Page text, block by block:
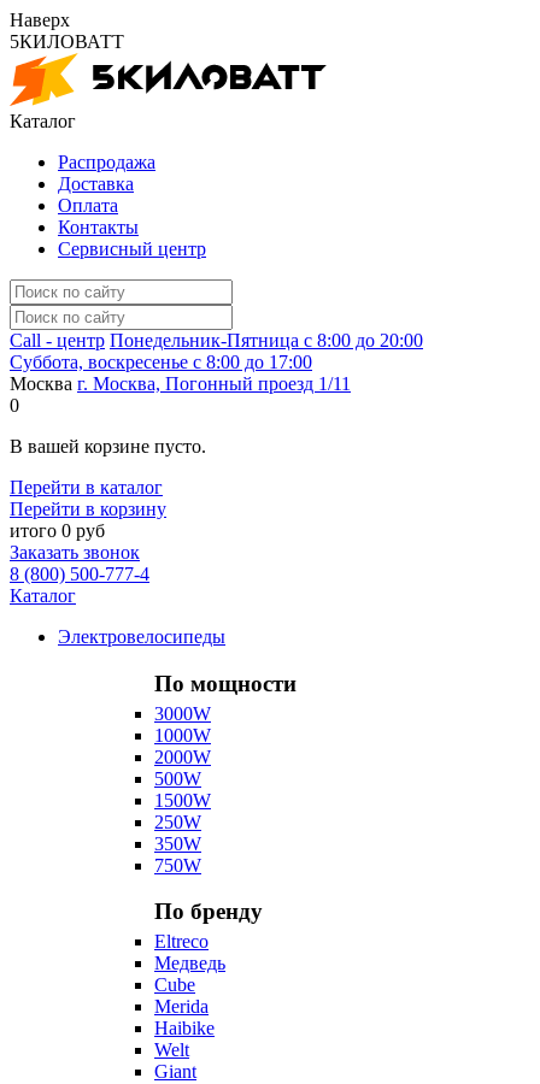
Наверх
5КИЛОВАТТ
Каталог
Распродажа
Доставка
Оплата
Контакты
Сервисный центр
Call - центр Понедельник-Пятница с 8:00 до 20:00
Суббота, воскресенье с 8:00 до 17:00
Москва г. Москва, Погонный проезд 1/11
0
В вашей корзине пусто.
Перейти в каталог
Перейти в корзину
итого 0 руб
Заказать звонок
8 (800) 500-777-4
Каталог
Электровелосипеды
По мощности
3000W
1000W
2000W
500W
1500W
250W
350W
750W
По бренду
Eltreco
Медведь
Cube
Merida
Haibike
Welt
Giant